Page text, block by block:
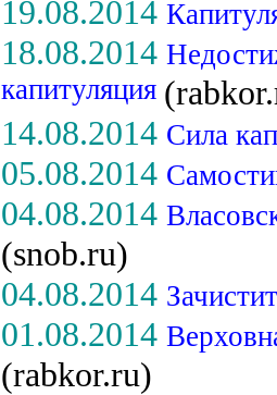
19.08.2014
18.08.2014
капитуляция
14.08.2014 Сила
05.08.2014
04.08.2014
(snob.ru)
04.08.2014
01.08.2014
(rabkor.ru)